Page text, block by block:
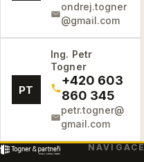
ondrej.togner
@gmail.com
PT
Ing. Petr
Togner
+420 603
860 345
petr.togner@
gmail.com
NAVIGACE